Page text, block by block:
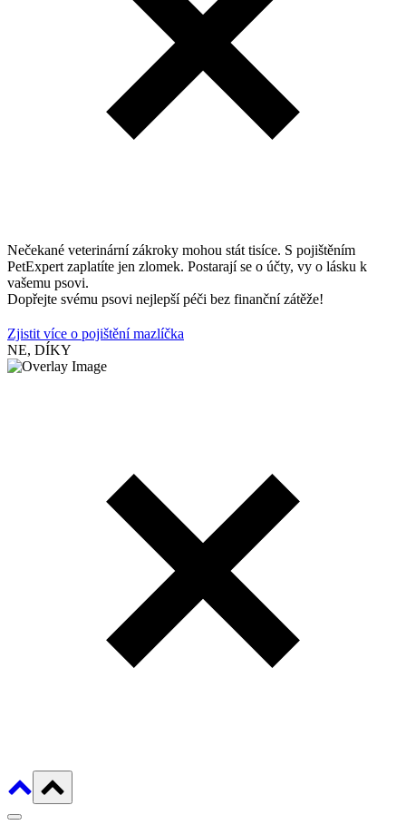
Nečekané veterinární zákroky mohou stát tisíce. S pojištěním
PetExpert zaplatíte jen zlomek. Postarají se o účty, vy o lásku k
vašemu psovi.
Dopřejte svému psovi nejlepší péči bez finanční zátěže!
Zjistit více o pojištění mazlíčka
NE, DÍKY